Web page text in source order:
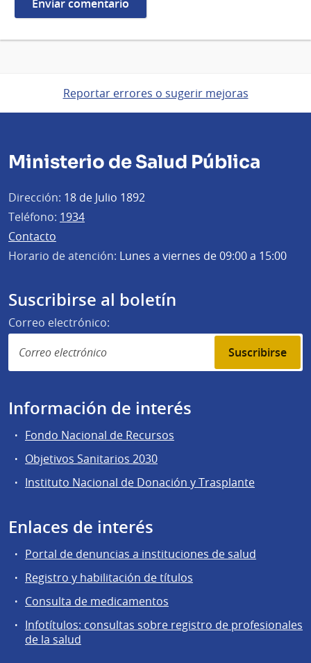
Reportar errores o sugerir mejoras
Ministerio de Salud Pública
Dirección: 18 de Julio 1892
Teléfono: 1934
Contacto
Horario de atención: Lunes a viernes de 09:00 a 15:00
Suscribirse al boletín
Correo electrónico:
Suscribirse
Información de interés
Fondo Nacional de Recursos
Objetivos Sanitarios 2030
Instituto Nacional de Donación y Trasplante
Enlaces de interés
Portal de denuncias a instituciones de salud
Registro y habilitación de títulos
Consulta de medicamentos
Infotítulos: consultas sobre registro de profesionales
de la salud